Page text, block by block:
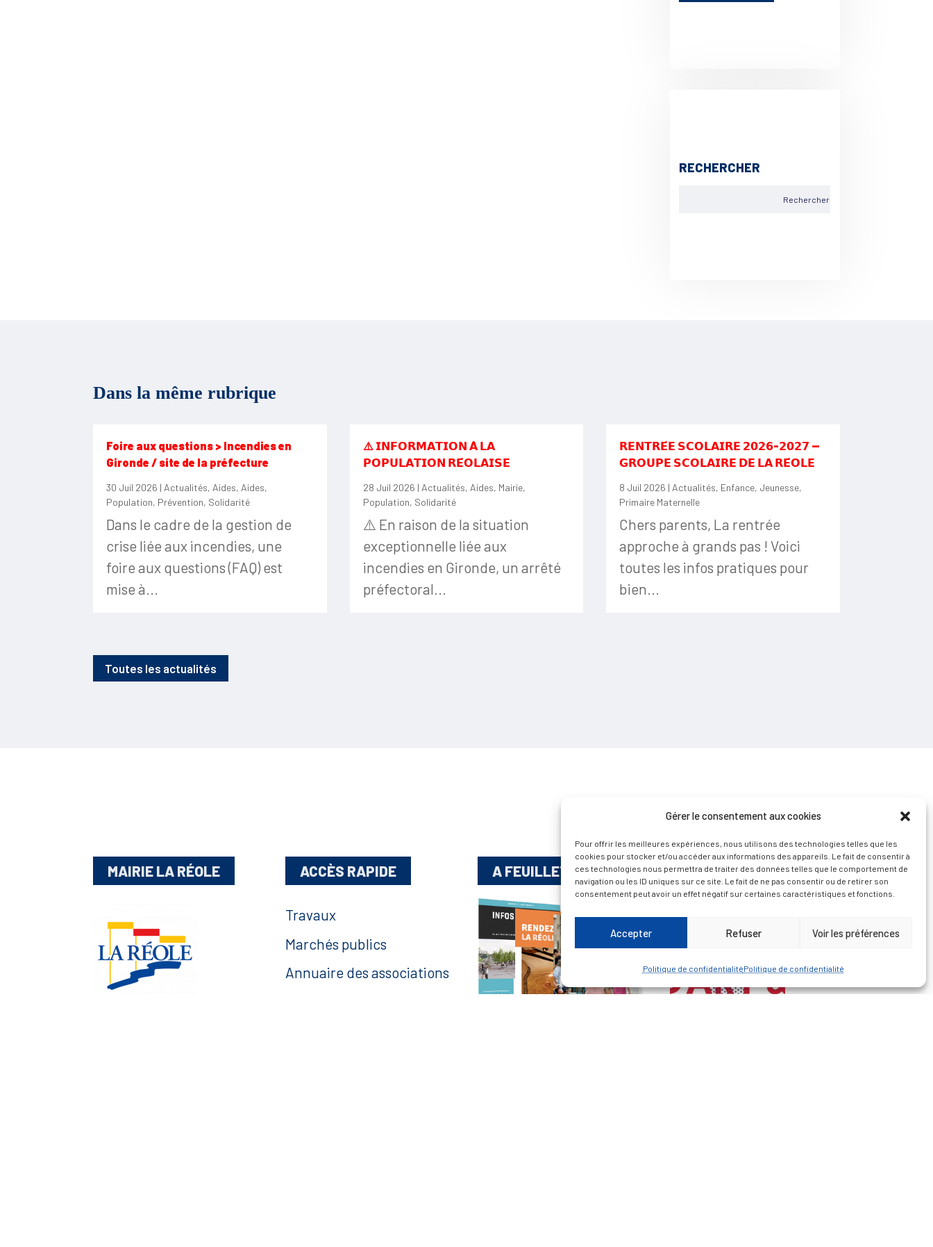
Gérer le consentement aux cookies
Pour offrir les meilleures expériences, nous utilisons des technologies telles que les
cookies pour stocker et/ou accéder aux informations des appareils. Le fait de consentir à
ces technologies nous permettra de traiter des données telles que le comportement de
navigation ou les ID uniques sur ce site. Le fait de ne pas consentir ou de retirer son
consentement peut avoir un effet négatif sur certaines caractéristiques et fonctions.
Accepter Refuser Voir les préférences
Politique de confidentialitéPolitique de confidentialité
RECHERCHER
Dans la même rubrique
Foire aux questions > Incendies en
Gironde / site de la préfecture
30 Juil 2026 | Actualités, Aides, Aides,
Population, Prévention, Solidarité
Dans le cadre de la gestion de
crise liée aux incendies, une
foire aux questions (FAQ) est
mise à...
⚠️ 𝗜𝗡𝗙𝗢𝗥𝗠𝗔𝗧𝗜𝗢𝗡 𝗔̀ 𝗟𝗔
𝗣𝗢𝗣𝗨𝗟𝗔𝗧𝗜𝗢𝗡 𝗥𝗘́𝗢𝗟𝗔𝗜𝗦𝗘
28 Juil 2026 | Actualités, Aides, Mairie,
Population, Solidarité
⚠️ En raison de la situation
exceptionnelle liée aux
incendies en Gironde, un arrêté
préfectoral...
𝗥𝗘𝗡𝗧𝗥𝗘́𝗘 𝗦𝗖𝗢𝗟𝗔𝗜𝗥𝗘 𝟮𝟬𝟮𝟲-𝟮𝟬𝟮𝟳 —
𝗚𝗥𝗢𝗨𝗣𝗘 𝗦𝗖𝗢𝗟𝗔𝗜𝗥𝗘 𝗗𝗘 𝗟𝗔 𝗥𝗘́𝗢𝗟𝗘
8 Juil 2026 | Actualités, Enfance, Jeunesse,
Primaire Maternelle
Chers parents, La rentrée
approche à grands pas ! Voici
toutes les infos pratiques pour
bien...
Toutes les actualités
MAIRIE LA RÉOLE ACCÈS RAPIDE
Travaux
Marchés publics
Annuaire des associations
A FEUILLETER ! D’ART ET D’HISTOIRE